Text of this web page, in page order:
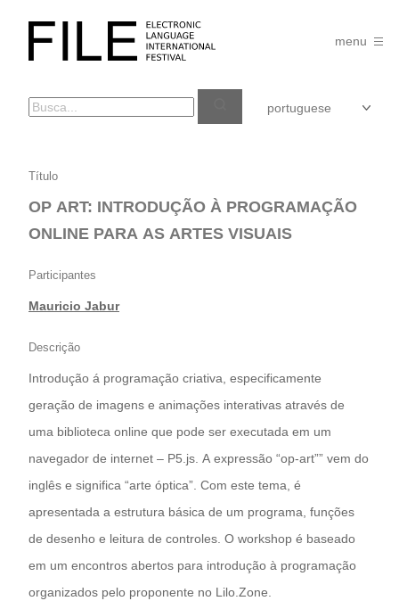
FILE
FESTIVAL
menu
OP
ART:
INTRODUÇÃO
PROGRAMAÇÃO
ONLINE
PARA
AS
VISUAIS
Título
OP ART: INTRODUÇÃO À PROGRAMAÇÃO
ONLINE PARA AS ARTES VISUAIS
Participantes
Mauricio Jabur
Descrição
Introdução á programação criativa, especificamente
geração de imagens e animações interativas através de
uma biblioteca online que pode ser executada em um
navegador de internet – P5.js. A expressão “op-art”” vem do
inglês e significa “arte óptica”. Com este tema, é
apresentada a estrutura básica de um programa, funções
de desenho e leitura de controles. O workshop é baseado
em um encontros abertos para introdução à programação
organizados pelo proponente no Lilo.Zone.